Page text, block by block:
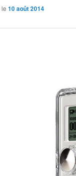
le 10 août 2014